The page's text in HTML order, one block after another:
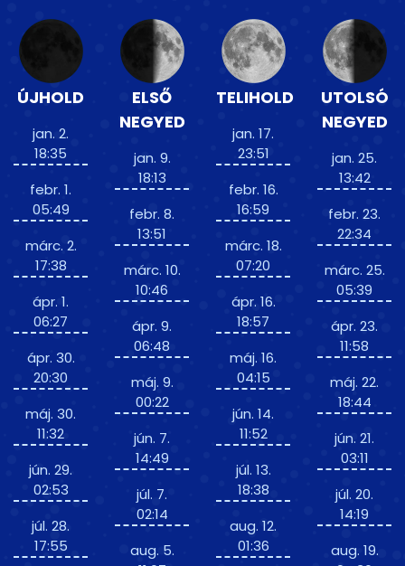
ÚJHOLD
jan. 2.
18:35
febr. 1.
05:49
márc. 2.
17:38
ápr. 1.
06:27
ápr. 30.
20:30
máj. 30.
11:32
jún. 29.
02:53
júl. 28.
17:55
ELSŐ
NEGYED
jan. 9.
18:13
febr. 8.
13:51
márc. 10.
10:46
ápr. 9.
06:48
máj. 9.
00:22
jún. 7.
14:49
júl. 7.
02:14
aug. 5.
TELIHOLD
jan. 17.
23:51
febr. 16.
16:59
márc. 18.
07:20
ápr. 16.
18:57
máj. 16.
04:15
jún. 14.
11:52
júl. 13.
18:38
aug. 12.
01:36
UTOLSÓ
NEGYED
jan. 25.
13:42
febr. 23.
22:34
márc. 25.
05:39
ápr. 23.
11:58
máj. 22.
18:44
jún. 21.
03:11
júl. 20.
14:19
aug. 19.